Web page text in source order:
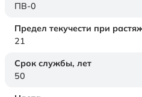
ПВ-0
Предел текучести при
21
Срок службы, лет
50